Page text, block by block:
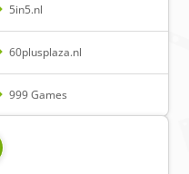
5in5.nl
60plusplaza.nl
999 Games